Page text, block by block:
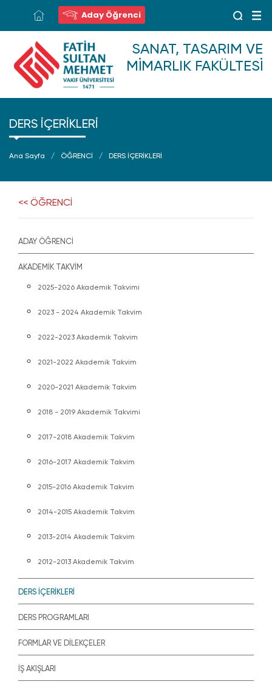
Aday Öğrenci
SANAT, TASARIM VE
MIMARLIK FAKÜLTESI
DERS İÇERİKLERİ
Ana Sayfa ÖĞRENCİ DERS İÇERİKLERİ
<< ÖĞRENCİ
ADAY ÖĞRENCİ
AKADEMİK TAKVİM
2025-2026 Akademik Takvimi
2023 - 2024 Akademik Takvim
2022-2023 Akademik Takvim
2021-2022 Akademik Takvim
2020-2021 Akademik Takvim
2018 - 2019 Akademik Takvimi
2017-2018 Akademik Takvim
2016-2017 Akademik Takvim
2015-2016 Akademik Takvim
2014-2015 Akademik Takvim
2013-2014 Akademik Takvim
2012-2013 Akademik Takvim
DERS İÇERİKLERİ
DERS PROGRAMLARI
FORMLAR VE DİLEKÇELER
İŞ AKIŞLARI